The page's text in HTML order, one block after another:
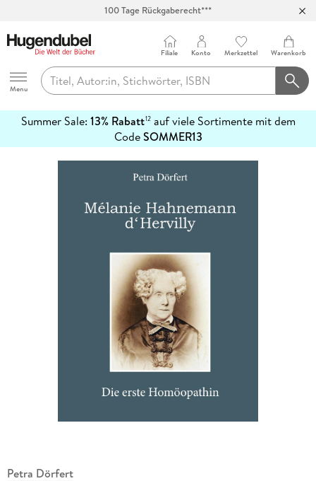
100 Tage Rückgaberecht***
Hugendubel
Menu
Filiale Konto Merkzettel Warenkorb
Summer Sale: 13% Rabatt12auf viele Sortimente mit dem
CodeSOMMER13
erfahren
Petra Dörfert